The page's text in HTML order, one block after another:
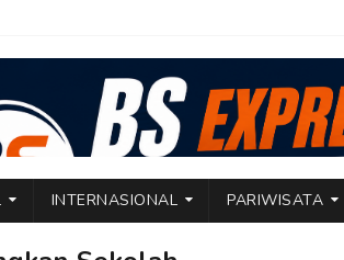
INTERNASIONAL PARIWISATA